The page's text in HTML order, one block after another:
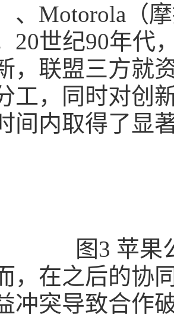
、 Motorola （
20世纪90年代
，联盟三方就
工，同时对创
间内取得了显
图3 苹果
，在之后的协
冲突导致合作